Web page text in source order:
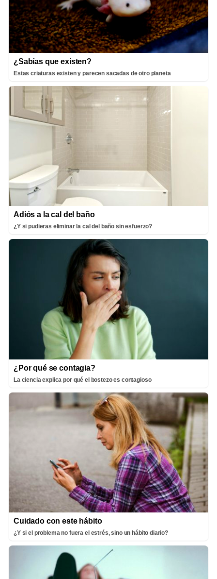
¿Sabías que existen?
Estas criaturas existen y parecen sacadas de otro planeta
Adiós a la cal del baño
¿Y si pudieras eliminar la cal del baño sin esfuerzo?
¿Por qué se contagia?
La ciencia explica por qué el bostezo es contagioso
Cuidado con este hábito
¿Y si el problema no fuera el estrés, sino un hábito diario?